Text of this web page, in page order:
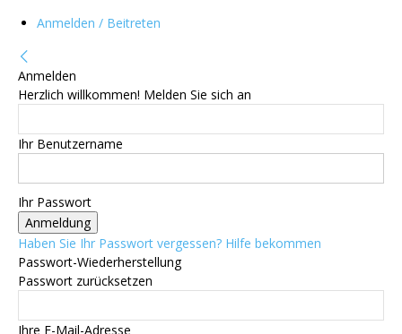
Anmelden / Beitreten
Anmelden
Herzlich willkommen! Melden Sie sich an
Ihr Benutzername
Ihr Passwort
Haben Sie Ihr Passwort vergessen? Hilfe bekommen
Passwort-Wiederherstellung
Passwort zurücksetzen
Ihre E-Mail-Adresse